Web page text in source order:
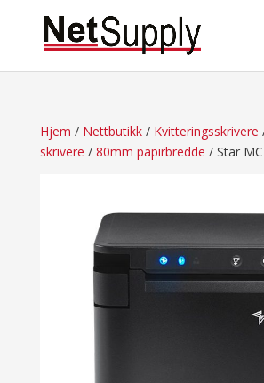
Hjem / Nettbutikk/ Kvitteringsskrivere
skrivere / 80mm papirbredde / Star